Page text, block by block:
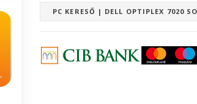
PC KERESŐ | DELL OPTIPLEX 7020